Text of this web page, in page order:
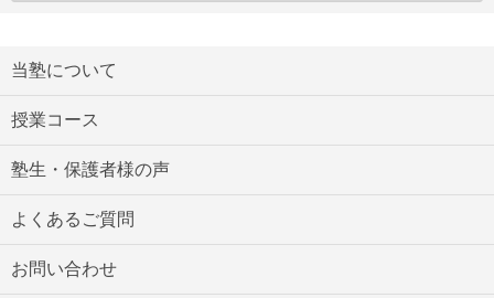
当塾について
授業コース
塾生・保護者様の声
よくあるご質問
お問い合わせ